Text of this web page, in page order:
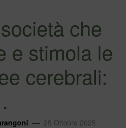
che
e stimola le
cerebrali:
25 Ottobre 2025